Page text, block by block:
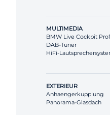
MULTIMEDIA
BMW Live Cockpit
DAB-Tuner
HiFi-
EXTERIEUR
Anhaengerkupplung
Panorama-Glasdach